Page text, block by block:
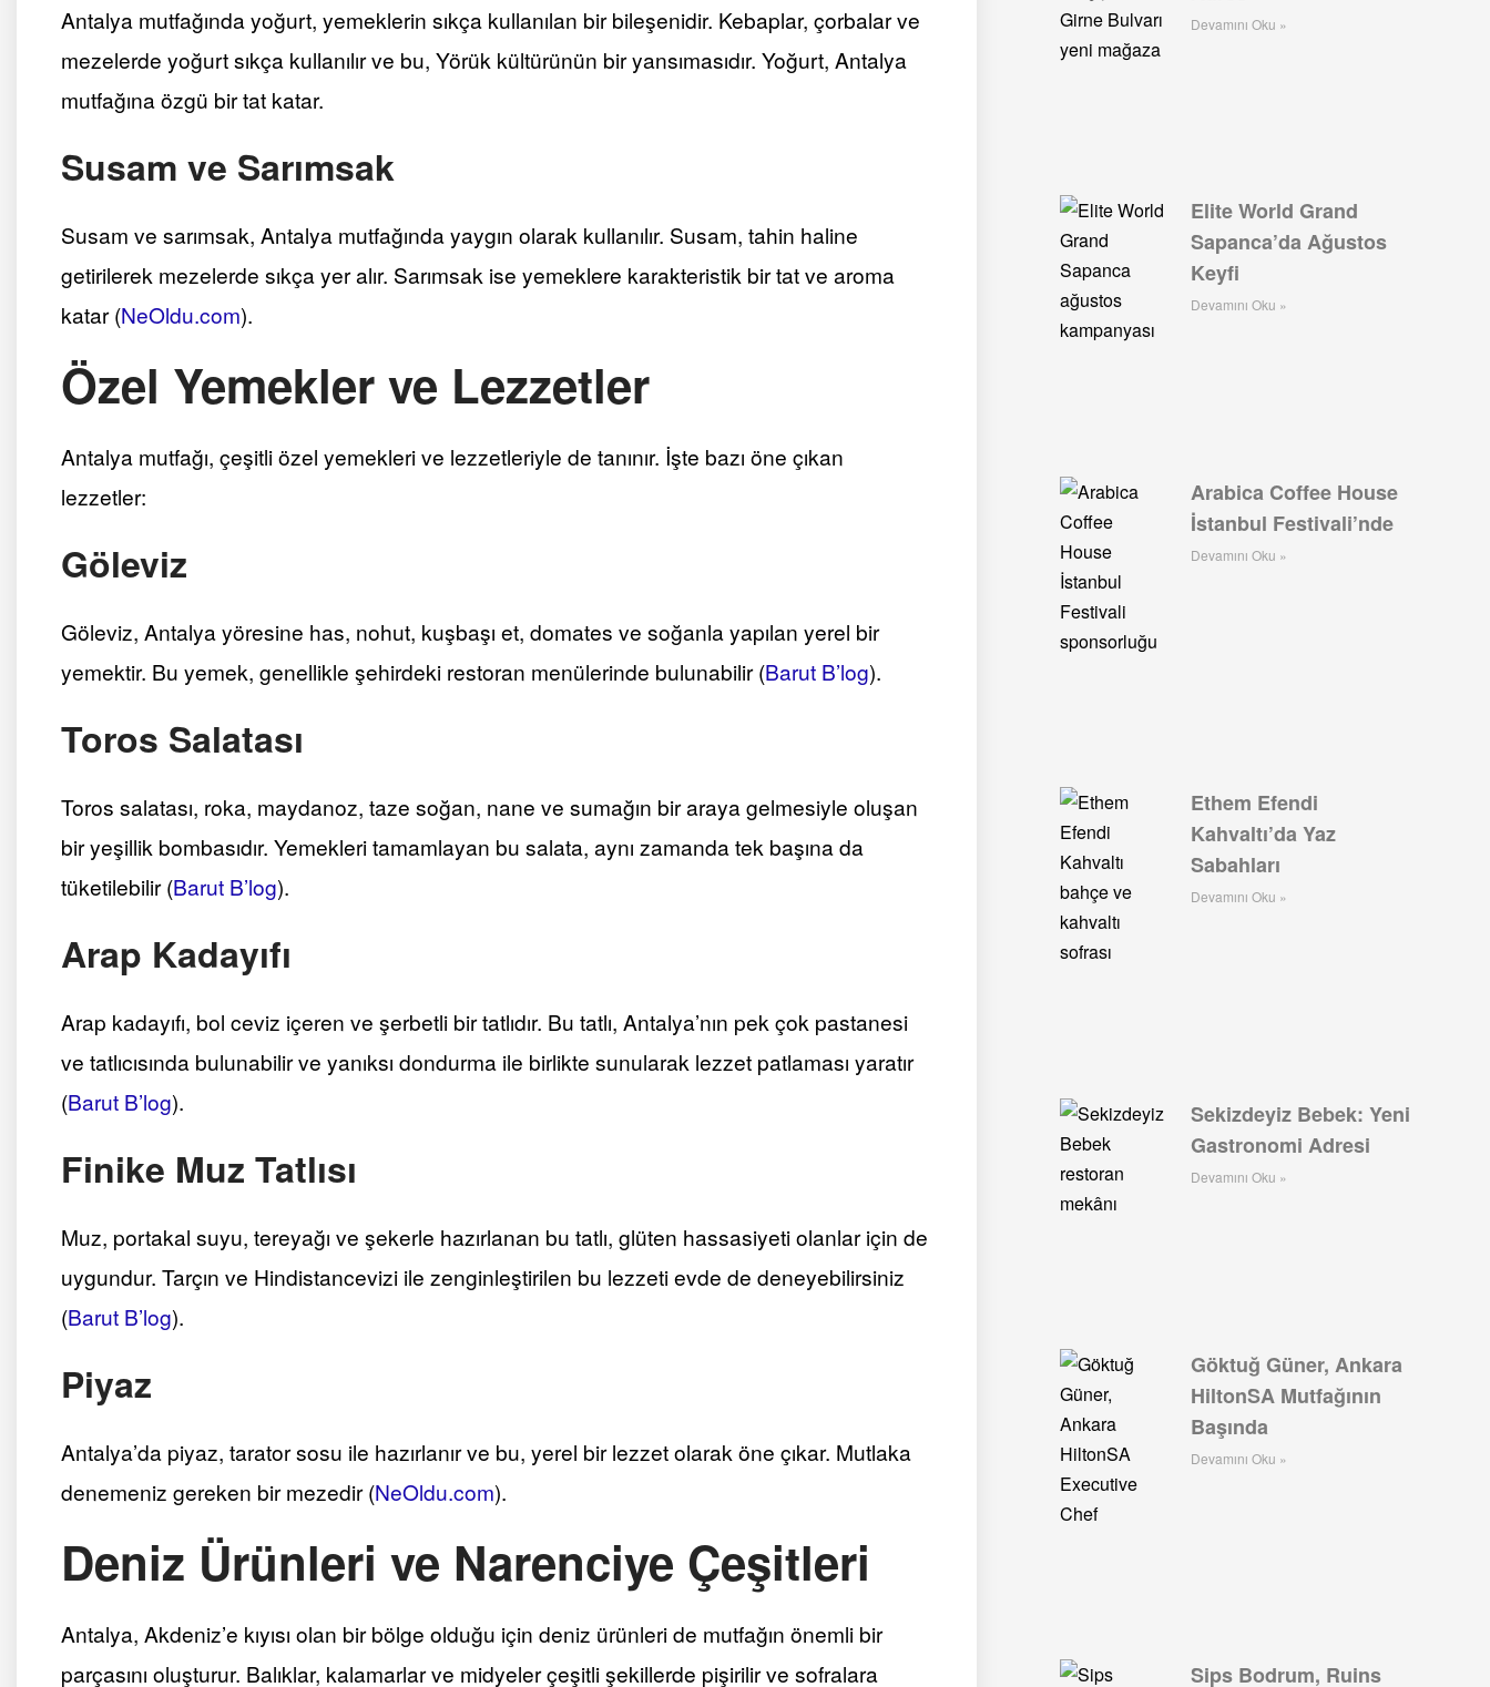
Antalya mutfağında yoğurt, yemeklerin sıkça kullanılan bir bileşenidir. Kebaplar, çorbalar ve
mezelerde yoğurt sıkça kullanılır ve bu, Yörük kültürünün bir yansımasıdır. Yoğurt, Antalya
mutfağına özgü bir tat katar.
Susam ve Sarımsak
Susam ve sarımsak, Antalya mutfağında yaygın olarak kullanılır. Susam, tahin haline
getirilerek mezelerde sıkça yer alır. Sarımsak ise yemeklere karakteristik bir tat ve aroma
katar​(NeOldu.com)​.
Özel Yemekler ve Lezzetler
Antalya mutfağı, çeşitli özel yemekleri ve lezzetleriyle de tanınır. İşte bazı öne çıkan
lezzetler:
Göleviz
Göleviz, Antalya yöresine has, nohut, kuşbaşı et, domates ve soğanla yapılan yerel bir
yemektir. Bu yemek, genellikle şehirdeki restoran menülerinde bulunabilir​(Barut B’log)​.
Toros Salatası
Toros salatası, roka, maydanoz, taze soğan, nane ve sumağın bir araya gelmesiyle oluşan
bir yeşillik bombasıdır. Yemekleri tamamlayan bu salata, aynı zamanda tek başına da
tüketilebilir​(Barut B’log)​.
Arap Kadayıfı
Arap kadayıfı, bol ceviz içeren ve şerbetli bir tatlıdır. Bu tatlı, Antalya’nın pek çok pastanesi
ve tatlıcısında bulunabilir ve yanıksı dondurma ile birlikte sunularak lezzet patlaması yaratır​
(Barut B’log)​.
Finike Muz Tatlısı
Muz, portakal suyu, tereyağı ve şekerle hazırlanan bu tatlı, glüten hassasiyeti olanlar için de
uygundur. Tarçın ve Hindistancevizi ile zenginleştirilen bu lezzeti evde de deneyebilirsiniz​
(Barut B’log)​.
Piyaz
Antalya’da piyaz, tarator sosu ile hazırlanır ve bu, yerel bir lezzet olarak öne çıkar. Mutlaka
denemeniz gereken bir mezedir​(NeOldu.com)​.
Deniz Ürünleri ve Narenciye Çeşitleri
Antalya, Akdeniz’e kıyısı olan bir bölge olduğu için deniz ürünleri de mutfağın önemli bir
parçasını oluşturur. Balıklar, kalamarlar ve midyeler çeşitli şekillerde pişirilir ve sofralara
Devamını Oku »
Elite World Grand
Sapanca’da Ağustos
Keyfi
Devamını Oku »
Arabica Coffee House
İstanbul Festivali’nde
Devamını Oku »
Ethem Efendi
Kahvaltı’da Yaz
Sabahları
Devamını Oku »
Sekizdeyiz Bebek: Yeni
Gastronomi Adresi
Devamını Oku »
Göktuğ Güner, Ankara
HiltonSA Mutfağının
Başında
Devamını Oku »
Sips Bodrum, Ruins